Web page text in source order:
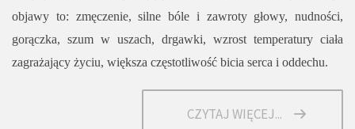
objawy to: zmęczenie, silne bóle i zawroty głowy, nudności,
gorączka, szum w uszach, drgawki, wzrost temperatury ciała
zagrażający życiu, większa częstotliwość bicia serca i oddechu.
CZYTAJ WIĘCEJ...